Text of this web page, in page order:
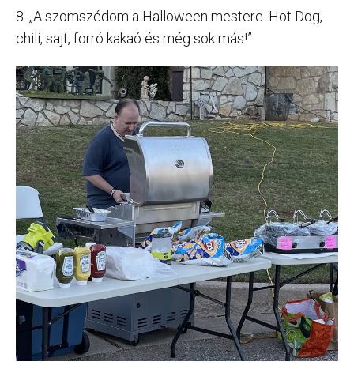
8. „A szomszédom a Halloween mestere. Hot Dog,
chili, sajt, forró kakaó és még sok más!”